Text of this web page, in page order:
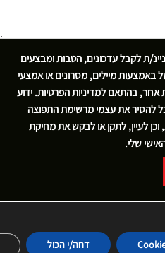
ת לקבל עדכונים, הטבות ומבצעים
באמצעות מיילים, מסרונים או אמצעי
אחר, בהתאםלמדיניות הפרטיות. ידוע
להסיר את עצמי מרשימת התפוצה
לעיין, לתקן או לבקש את מחיקת
שלי.
דחה/י הכול